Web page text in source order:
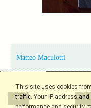
Matteo Maculotti
‹
This site uses cookies
traffic. Your IP address